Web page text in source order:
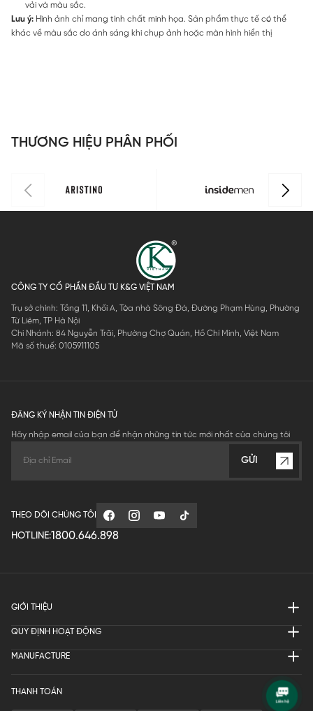
vải và màu sắc.
Lưu ý: Hình ảnh chỉ mang tính chất minh họa. Sản phẩm thực tế có thể
khác về màu sắc do ánh sáng khi chụp ảnh hoặc màn hình hiển thị
THƯƠNG HIỆU PHÂN PHỐI
CÔNG TY CỔ PHẦN ĐẦU TƯ K&G VIỆT NAM
Trụ sở chính: Tầng 11, Khối A, Tòa nhà Sông Đà, Đường Phạm Hùng, Phường
Từ Liêm, TP Hà Nội
Chi Nhánh: 84 Nguyễn Trãi, Phường Chợ Quán, Hồ Chí Minh, Việt Nam
Mã số thuế: 0105911105
ĐĂNG KÝ NHẬN TIN ĐIỆN TỬ
Hãy nhập email của bạn để nhận những tin tức mới nhất của chúng tôi
GỬI
THEO DÕI CHÚNG TÔI
HOTLINE:1800.646.898
GIỚI THIỆU
QUY ĐỊNH HOẠT ĐỘNG
MANUFACTURE
THANH TOÁN